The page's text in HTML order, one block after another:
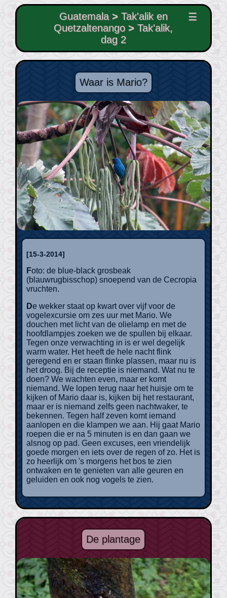
Guatemala> Tak'alik en
Quetzaltenango>Tak'alik,
dag 2
☰
Waar is Mario?
[15-3-2014]
Foto: de blue-black grosbeak
(blauwrugbisschop) snoepend van de Cecropia
vruchten.
De wekker staat op kwart over vijf voor de
vogelexcursie om zes uur met Mario. We
douchen met licht van de olielamp en met de
hoofdlampjes zoeken we de spullen bij elkaar.
Tegen onze verwachting in is er wel degelijk
warm water. Het heeft de hele nacht flink
geregend en er staan flinke plassen, maar nu is
het droog. Bij de receptie is niemand. Wat nu te
doen? We wachten even, maar er komt
niemand. We lopen terug naar het huisje om te
kijken of Mario daar is, kijken bij het restaurant,
maar er is niemand zelfs geen nachtwaker, te
bekennen. Tegen half zeven komt iemand
aanlopen en die klampen we aan. Hij gaat Mario
roepen die er na 5 minuten is en dan gaan we
alsnog op pad. Geen excuses, een vriendelijk
goede morgen en iets over de regen of zo. Het is
zo heerlijk om 's morgens het bos te zien
ontwaken en te genieten van alle geuren en
geluiden en ook nog vogels te zien.
De plantage